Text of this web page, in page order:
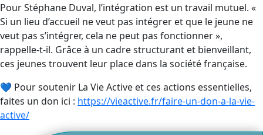
Pour Stéphane Duval, l’intégration est un travail mutuel. «
Si un lieu d’accueil ne veut pas intégrer et que le jeune ne
veut pas s’intégrer, cela ne peut pas fonctionner »,
rappelle-t-il. Grâce à un cadre structurant et bienveillant,
ces jeunes trouvent leur place dans la société française.
💙 Pour soutenir La Vie Active et ces actions essentielles,
faites un don ici : https://vieactive.fr/faire-un-don-a-la-vie-
active/